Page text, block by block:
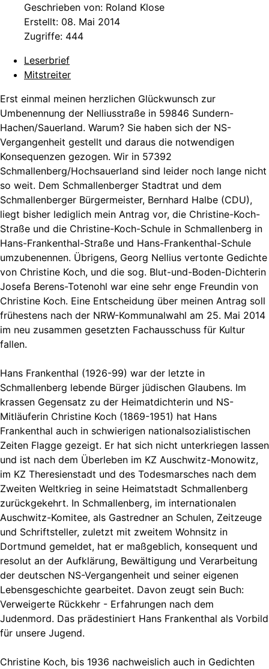
Geschrieben von: Roland Klose
Erstellt: 08. Mai 2014
Zugriffe: 444
Leserbrief
Mitstreiter
Erst einmal meinen herzlichen Glückwunsch zur
Umbenennung der Nelliusstraße in 59846 Sundern-
Hachen/Sauerland. Warum? Sie haben sich der NS-
Vergangenheit gestellt und daraus die notwendigen
Konsequenzen gezogen. Wir in 57392
Schmallenberg/Hochsauerland sind leider noch lange nicht
so weit. Dem Schmallenberger Stadtrat und dem
Schmallenberger Bürgermeister, Bernhard Halbe (CDU),
liegt bisher lediglich mein Antrag vor, die Christine-Koch-
Straße und die Christine-Koch-Schule in Schmallenberg in
Hans-Frankenthal-Straße und Hans-Frankenthal-Schule
umzubenennen. Übrigens, Georg Nellius vertonte Gedichte
von Christine Koch, und die sog. Blut-und-Boden-Dichterin
Josefa Berens-Totenohl war eine sehr enge Freundin von
Christine Koch. Eine Entscheidung über meinen Antrag soll
frühestens nach der NRW-Kommunalwahl am 25. Mai 2014
im neu zusammen gesetzten Fachausschuss für Kultur
fallen.
Hans Frankenthal (1926-99) war der letzte in
Schmallenberg lebende Bürger jüdischen Glaubens. Im
krassen Gegensatz zu der Heimatdichterin und NS-
Mitläuferin Christine Koch (1869-1951) hat Hans
Frankenthal auch in schwierigen nationalsozialistischen
Zeiten Flagge gezeigt. Er hat sich nicht unterkriegen lassen
und ist nach dem Überleben im KZ Auschwitz-Monowitz,
im KZ Theresienstadt und des Todesmarsches nach dem
Zweiten Weltkrieg in seine Heimatstadt Schmallenberg
zurückgekehrt. In Schmallenberg, im internationalen
Auschwitz-Komitee, als Gastredner an Schulen, Zeitzeuge
und Schriftsteller, zuletzt mit zweitem Wohnsitz in
Dortmund gemeldet, hat er maßgeblich, konsequent und
resolut an der Aufklärung, Bewältigung und Verarbeitung
der deutschen NS-Vergangenheit und seiner eigenen
Lebensgeschichte gearbeitet. Davon zeugt sein Buch:
Verweigerte Rückkehr - Erfahrungen nach dem
Judenmord. Das prädestiniert Hans Frankenthal als Vorbild
für unsere Jugend.
Christine Koch, bis 1936 nachweislich auch in Gedichten